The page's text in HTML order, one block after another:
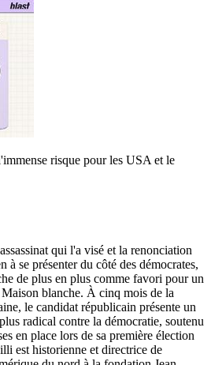
risque pour les USA et le
qui l'a visé et la renonciation
à se présenter du côté des démocrates,
de plus en plus comme favori pour un
blanche. À cinq mois de la
le candidat républicain présente un
radical contre la démocratie, soutenu
en place lors de sa première élection
est historienne et directrice de